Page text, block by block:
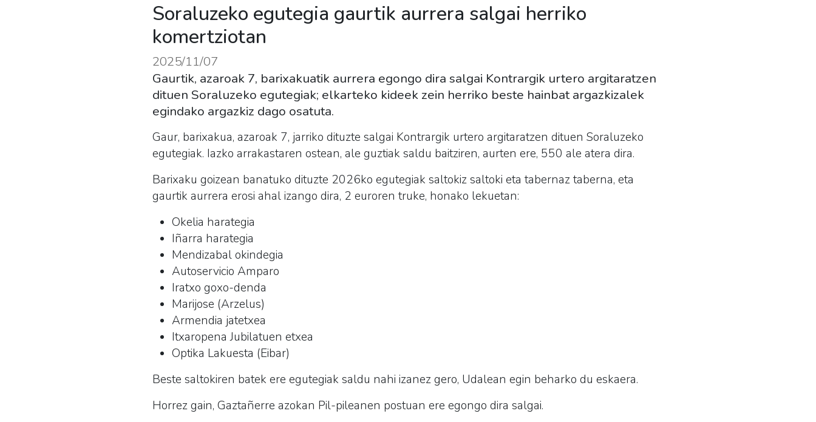
Soraluzeko egutegia gaurtik aurrera salgai herriko
komertziotan
2025/11/07
Gaurtik, azaroak 7, barixakuatik aurrera egongo dira salgai Kontrargik urtero argitaratzen
dituen Soraluzeko egutegiak; elkarteko kideek zein herriko beste hainbat argazkizalek
egindako argazkiz dago osatuta.
Gaur, barixakua, azaroak 7, jarriko dituzte salgai Kontrargik urtero argitaratzen dituen Soraluzeko
egutegiak. Iazko arrakastaren ostean, ale guztiak saldu baitziren, aurten ere, 550 ale atera dira.
Barixaku goizean banatuko dituzte 2026ko egutegiak saltokiz saltoki eta tabernaz taberna, eta
gaurtik aurrera erosi ahal izango dira, 2 euroren truke, honako lekuetan:
Okelia harategia
Iñarra harategia
Mendizabal okindegia
Autoservicio Amparo
Iratxo goxo-denda
Marijose (Arzelus)
Armendia jatetxea
Itxaropena Jubilatuen etxea
Optika Lakuesta (Eibar)
Beste saltokiren batek ere egutegiak saldu nahi izanez gero, Udalean egin beharko du eskaera.
Horrez gain, Gaztañerre azokan Pil-pileanen postuan ere egongo dira salgai.